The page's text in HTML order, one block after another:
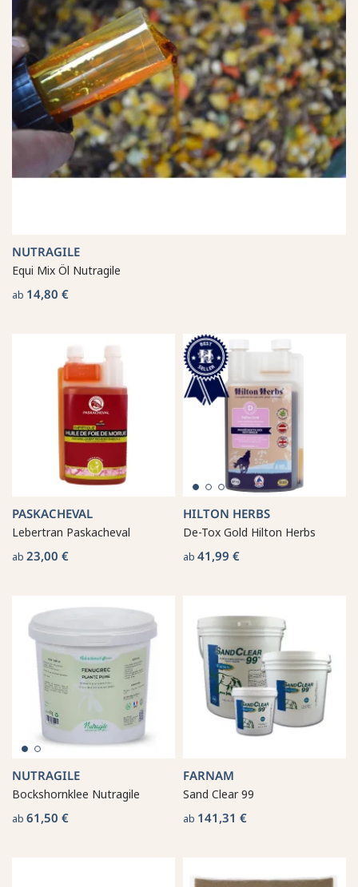
NUTRAGILE
Equi Mix Öl Nutragile
ab 14,80 €
PASKACHEVAL
Lebertran Paskacheval
ab 23,00 €
HILTON HERBS
De-Tox Gold Hilton Herbs
ab 41,99 €
NUTRAGILE
Bockshornklee Nutragile
ab 61,50 €
FARNAM
Sand Clear 99
ab 141,31 €